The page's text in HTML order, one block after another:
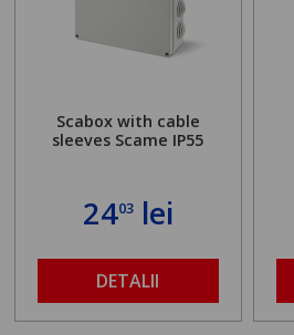
Scabox with cable
sleeves Scame IP55
2403lei
DETALII